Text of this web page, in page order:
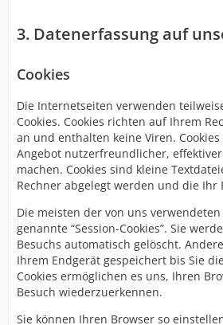
3. Datenerfassung auf
Cookies
Die Internetseiten verwenden
Cookies. Cookies richten auf Ihrem
an und enthalten keine Viren.
Angebot nutzerfreundlicher,
machen. Cookies sind kleine
Rechner abgelegt werden und die Ihr
Die meisten der von uns verwendeten
genannte “Session-Cookies”. Sie
Besuchs automatisch gelöscht.
Ihrem Endgerät gespeichert bis Sie
Cookies ermöglichen es uns, Ihren
Besuch wiederzuerkennen.
Sie können Ihren Browser so